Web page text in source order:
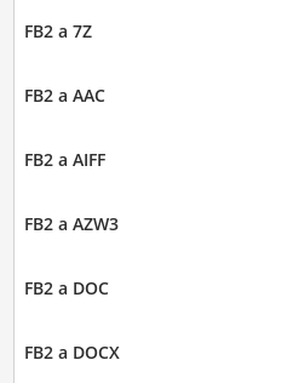
FB2 a 7Z
FB2 a AAC
FB2 a AIFF
FB2 a AZW3
FB2 a DOC
FB2 a DOCX